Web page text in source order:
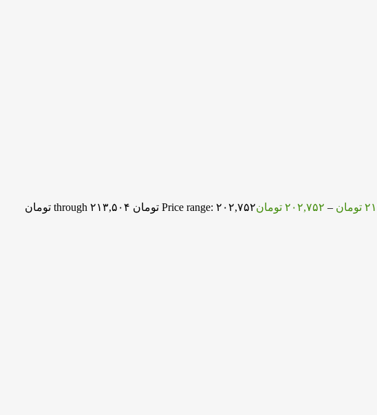
تومان – ۲۰۲,۷۵۲ تومانPrice range: ۲۰۲,۷۵۲ تومان through ۲۱۳,۵۰۴ تومان